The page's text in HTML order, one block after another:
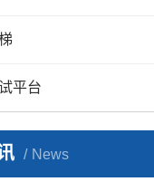
平台
News